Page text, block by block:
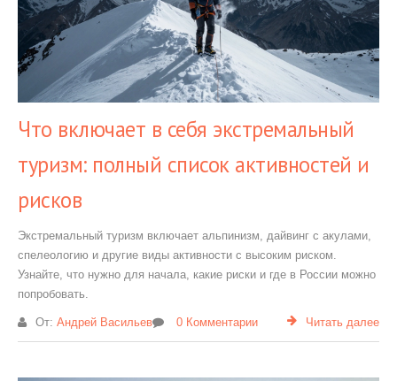
Что включает в себя экстремальный
туризм: полный список активностей и
рисков
Экстремальный туризм включает альпинизм, дайвинг с акулами,
спелеологию и другие виды активности с высоким риском.
Узнайте, что нужно для начала, какие риски и где в России можно
попробовать.
От: Андрей Васильев 0 Комментарии Читать далее